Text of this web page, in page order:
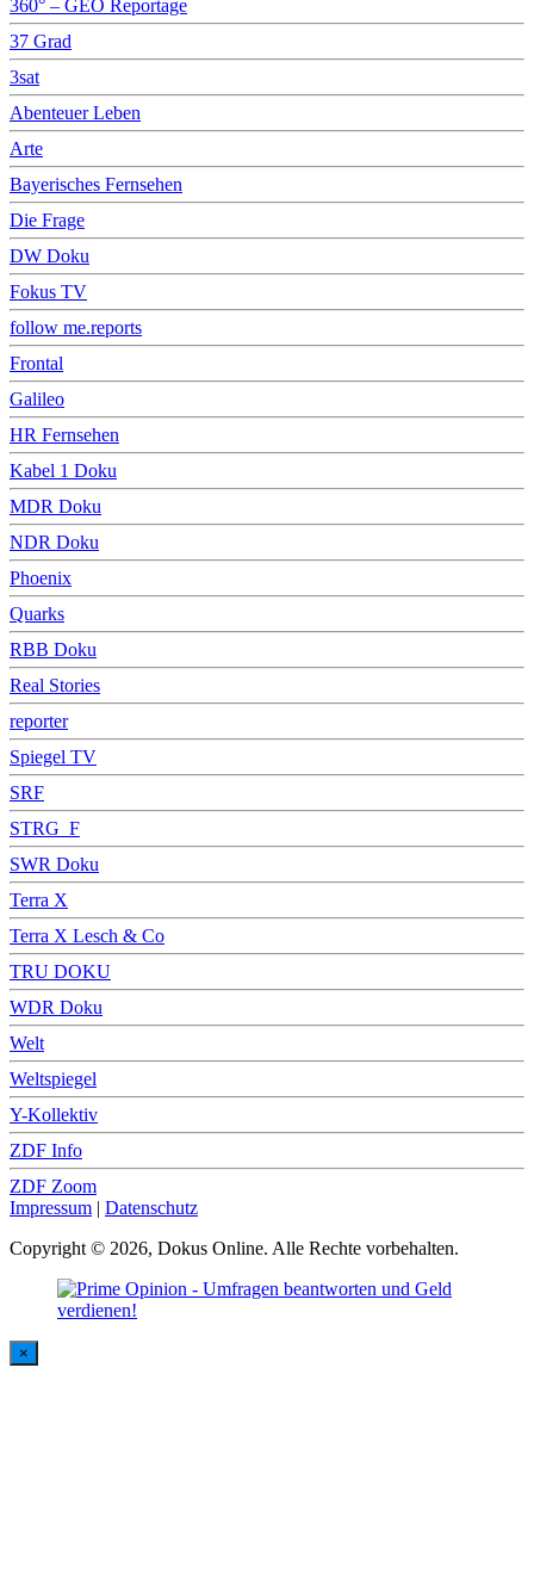
360° – GEO Reportage
37 Grad
3sat
Abenteuer Leben
Arte
Bayerisches Fernsehen
Die Frage
DW Doku
Fokus TV
follow me.reports
Frontal
Galileo
HR Fernsehen
Kabel 1 Doku
MDR Doku
NDR Doku
Phoenix
Quarks
RBB Doku
Real Stories
reporter
Spiegel TV
SRF
STRG_F
SWR Doku
Terra X
Terra X Lesch & Co
TRU DOKU
WDR Doku
Welt
Weltspiegel
Y-Kollektiv
ZDF Info
ZDF Zoom
Impressum | Datenschutz
Copyright © 2026, Dokus Online. Alle Rechte vorbehalten.
×